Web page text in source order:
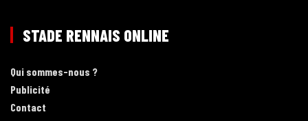
STADE RENNAIS ONLINE
Qui sommes-nous ?
Publicité
Contact